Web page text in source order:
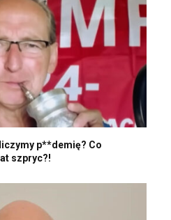
p**demię? Co
szpryc?!